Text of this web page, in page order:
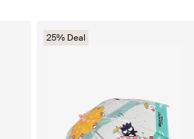
25% Deal